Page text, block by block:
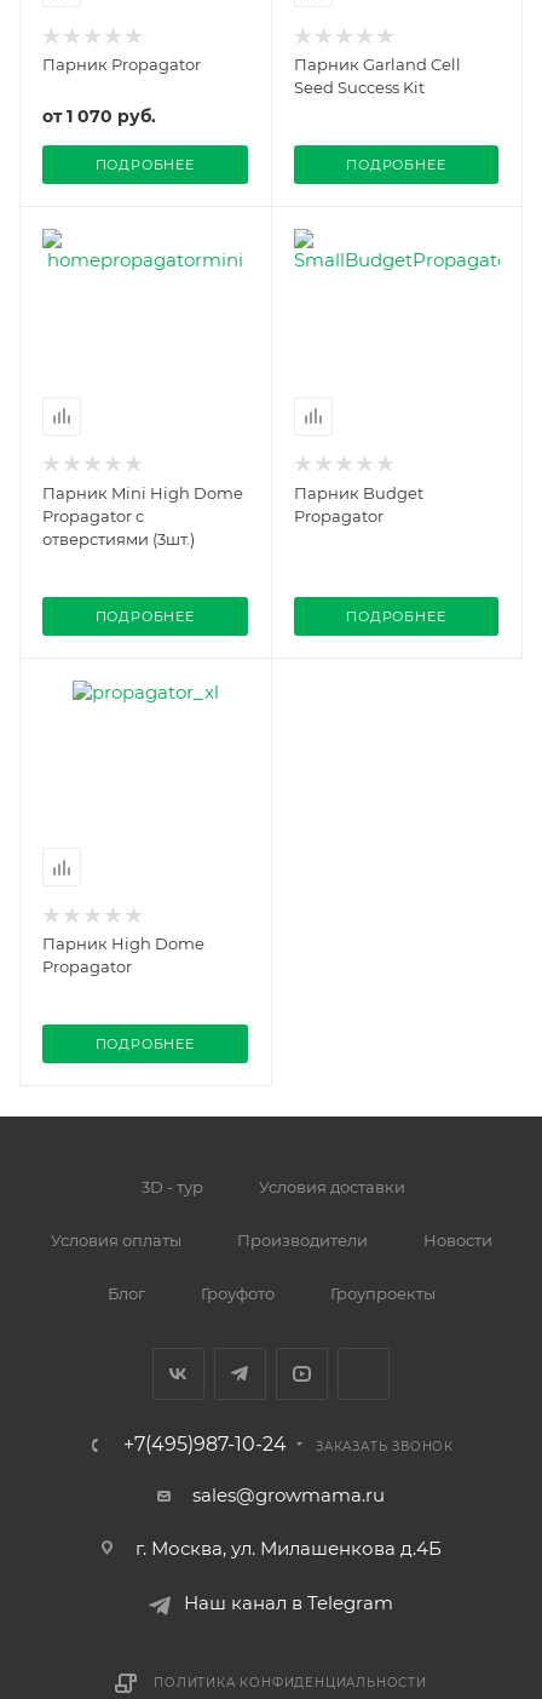
Парник Propagator
от1 070 руб.
ПОДРОБНЕЕ
Парник Garland Cell
Seed Success Kit
ПОДРОБНЕЕ
Парник Mini High Dome
Propagator c
отверстиями (3шт.)
ПОДРОБНЕЕ
Парник Budget
Propagator
ПОДРОБНЕЕ
Парник High Dome
Propagator
ПОДРОБНЕЕ
3D - тур Условия доставки
Условия оплаты Производители Новости
Блог Гроуфото Гроупроекты
+7(495)987-10-24 ЗАКАЗАТЬ ЗВОНОК
sales@growmama.ru
г. Москва, ул. Милашенкова д.4Б
Наш канал в Telegram
ПОЛИТИКА КОНФИДЕНЦИАЛЬНОСТИ